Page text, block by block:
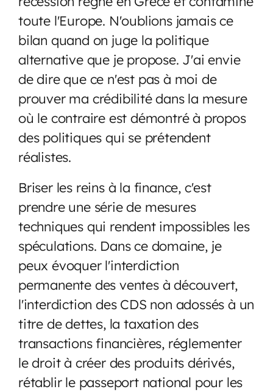
toute l'Europe. N'oublions jamais ce
bilan quand on juge la politique
alternative que je propose. J'ai envie
de dire que ce n'est pas à moi de
prouver ma crédibilité dans la mesure
où le contraire est démontré à propos
des politiques qui se prétendent
réalistes.
Briser les reins à la finance, c'est
prendre une série de mesures
techniques qui rendent impossibles les
spéculations. Dans ce domaine, je
peux évoquer l'interdiction
permanente des ventes à découvert,
l'interdiction des CDS non adossés à un
titre de dettes, la taxation des
transactions financières, réglementer
le droit à créer des produits dérivés,
rétablir le passeport national pour les